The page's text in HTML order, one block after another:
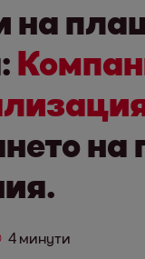
на
на
4 минути